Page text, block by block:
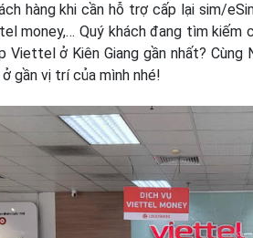
hàng khi cần hỗ trợ cấp lại sim/
money,… Quý khách đang tìm kiếm
Viettel ở Kiên Giang gần nhất?
gần vị trí của mình nhé!